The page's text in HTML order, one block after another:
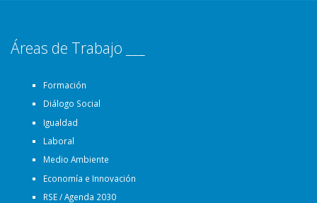
Áreas de Trabajo ___
Formación
Diálogo Social
Igualdad
Laboral
Medio Ambiente
Economía e Innovación
RSE / Agenda 2030